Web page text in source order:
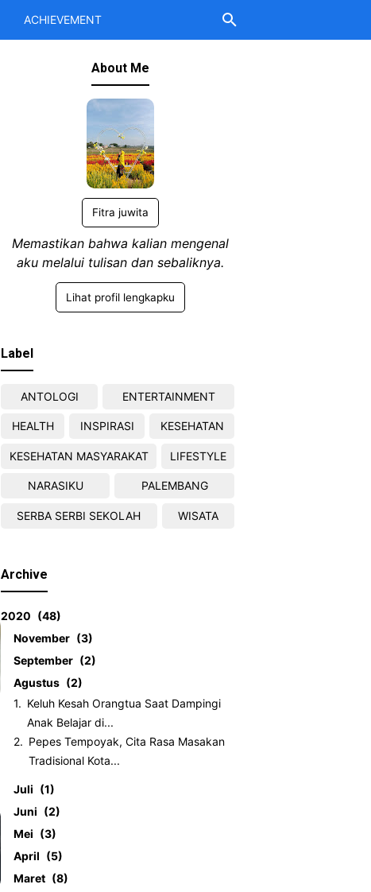
ACHIEVEMENT
About Me
Fitra juwita
Memastikan bahwa kalian mengenal
aku melalui tulisan dan sebaliknya.
Lihat profil lengkapku
Label
ANTOLOGI ENTERTAINMENT
HEALTH INSPIRASI KESEHATAN
KESEHATAN MASYARAKAT LIFESTYLE
NARASIKU PALEMBANG
SERBA SERBI SEKOLAH WISATA
Archive
2020
48
November
3
September
2
Agustus
2
Keluh Kesah Orangtua Saat Dampingi
Anak Belajar di...
Pepes Tempoyak, Cita Rasa Masakan
Tradisional Kota...
Juli
1
Juni
2
Mei
3
April
5
Maret
8